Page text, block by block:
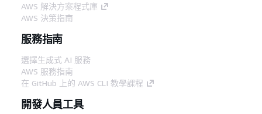
AWS 解決方案程式庫
AWS 決策指南
服務指南
選擇生成式 AI 服務
AWS 服務指南
在 GitHub 上的 AWS CLI 教學課程
開發人員工具